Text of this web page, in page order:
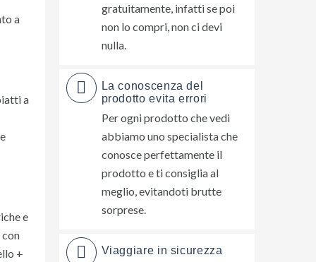
a
a
e
+
gratuitamente, infatti se poi
non lo compri, non ci devi
nulla.
La conoscenza del
prodotto evita errori
Per ogni prodotto che vedi
abbiamo uno specialista che
conosce perfettamente il
prodotto e ti consiglia al
meglio, evitandoti brutte
sorprese.
Viaggiare in sicurezza